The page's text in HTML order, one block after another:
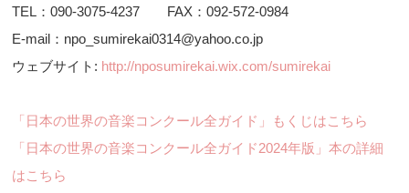
TEL：090-3075-4237 FAX：092-572-0984
E-mail：npo_sumirekai0314@yahoo.co.jp
ウェブサイト: http://nposumirekai.wix.com/sumirekai
「日本の世界の音楽コンクール全ガイド」もくじはこちら
「日本の世界の音楽コンクール全ガイド2024年版」本の詳細
はこちら